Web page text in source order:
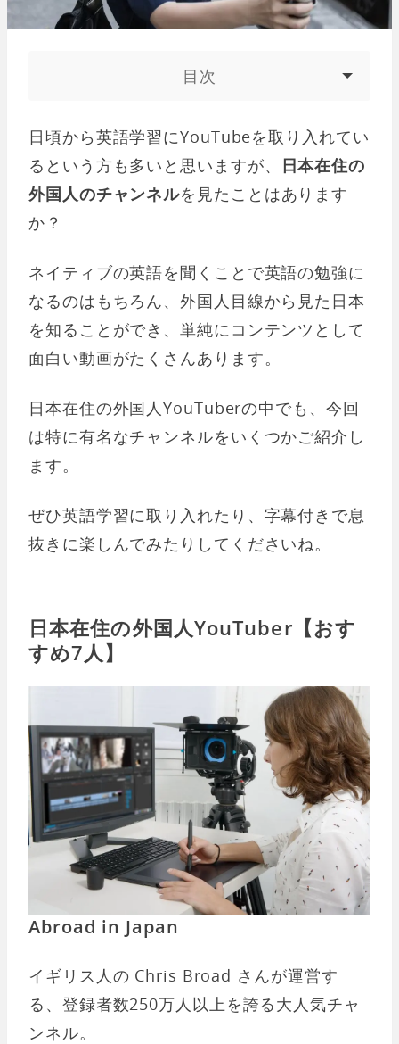
目次
日頃から英語学習にYouTubeを取り入れてい
るという方も多いと思いますが、
日本在住の
外国人のチャンネルを見たことはあります
か？
ネイティブの英語を聞くことで英語の勉強に
なるのはもちろん、外国人目線から見た日本
を知ることができ、単純にコンテンツとして
面白い動画がたくさんあります。
日本在住の外国人YouTuberの中でも、今回
は特に有名なチャンネルをいくつかご紹介し
ます。
ぜひ英語学習に取り入れたり、字幕付きで息
抜きに楽しんでみたりしてくださいね。
日本在住の外国人YouTuber【おす
すめ7人】
Abroad in Japan
イギリス人の Chris Broad さんが運営す
る、登録者数250万人以上を誇る大人気チャ
ンネル。